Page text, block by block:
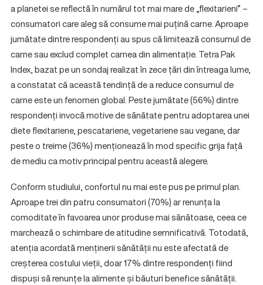
a planetei se reflectă în numărul tot mai mare de „flexitarieni” –
consumatori care aleg să consume mai puțină carne. Aproape
jumătate dintre respondenți au spus că limitează consumul de
carne sau exclud complet carnea din alimentație. Tetra Pak
Index, bazat pe un sondaj realizat în zece țări din întreaga lume,
a constatat că această tendință de a reduce consumul de
carne este un fenomen global. Peste jumătate (56%) dintre
respondenți invocă motive de sănătate pentru adoptarea unei
diete flexitariene, pescatariene, vegetariene sau vegane, dar
peste o treime (36%) menționează în mod specific grija față
de mediu ca motiv principal pentru această alegere.
Conform studiului, confortul nu mai este pus pe primul plan.
Aproape trei din patru consumatori (70%) ar renunța la
comoditate în favoarea unor produse mai sănătoase, ceea ce
marchează o schimbare de atitudine semnificativă. Totodată,
atenția acordată menținerii sănătății nu este afectată de
creșterea costului vieții, doar 17% dintre respondenți fiind
dispuși să renunțe la alimente și băuturi benefice sănătății.